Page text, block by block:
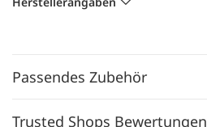
Passendes Zubehör
Trusted Shops Bewertungen